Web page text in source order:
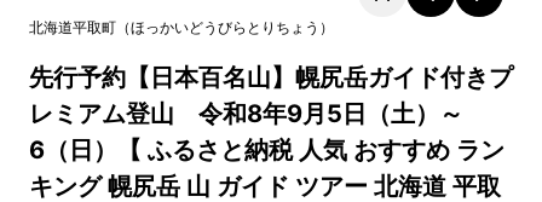
北海道平取町 （ほっかいどう びらとりちょう ）
先行予約【日本百名山】幌尻岳ガイド付きプ
レミアム登山 令和8年9月5日（土）～
6（日）【 ふるさと納税 人気 おすすめ ラン
キング 幌尻岳 山 ガイド ツアー 北海道 平取